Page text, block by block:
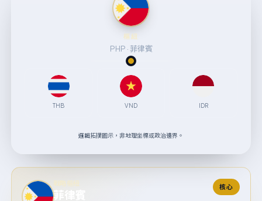
樞紐
PHP · 菲律賓
THB VND IDR
邏輯拓撲圖示，非地理坐標或政治邊界。
戰略樞紐
菲律賓
核心